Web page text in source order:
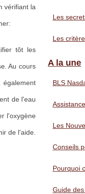
vérifiant la
tôt les
Au cours
également
de l'eau
l'oxygène
de l'aide.
Les
Les
A la une
BLS
Les
Conseils
Pourquoi
Guide des